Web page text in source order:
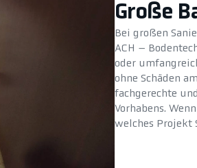
Große
Bei großen
ACH –
oder
ohne Schäden
fachgerechte
Vorhabens.
welches Projekt